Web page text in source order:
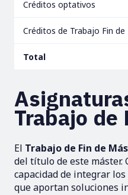
Créditos optativos
Créditos de Trabajo Fin
Total
Trabajo de
El Trabajo de Fin de
del título de este máster.
capacidad de integrar
que aportan soluciones